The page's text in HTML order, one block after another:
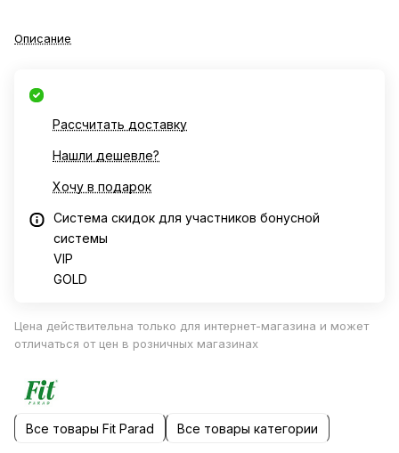
Описание
Рассчитать доставку
Нашли дешевле?
Хочу в подарок
Система скидок для участников бонусной
системы
VIP
GOLD
Цена действительна только для интернет-магазина и может
отличаться от цен в розничных магазинах
Все товары Fit Parad Все товары категории